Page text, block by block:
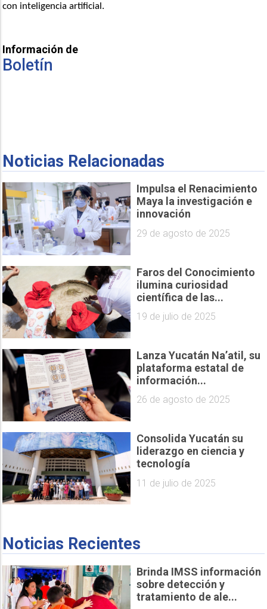
con inteligencia artificial.
Información de
Boletín
Noticias Relacionadas
Impulsa el Renacimiento
Maya la investigación e
innovación
29 de agosto de 2025
Faros del Conocimiento
ilumina curiosidad
científica de las...
19 de julio de 2025
Lanza Yucatán Na’atil, su
plataforma estatal de
información...
26 de agosto de 2025
Consolida Yucatán su
liderazgo en ciencia y
tecnología
11 de julio de 2025
Noticias Recientes
Brinda IMSS información
sobre detección y
tratamiento de ale...